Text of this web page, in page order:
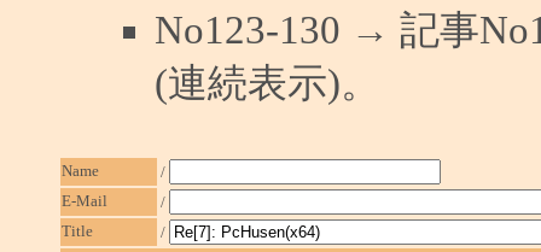
No123-130 → 記事
(連続表示)。
Name
/
E-Mail
/
Title
/